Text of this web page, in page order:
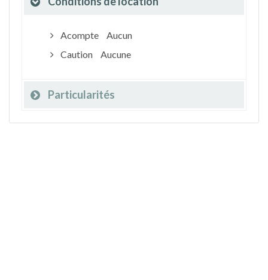
Acompte
Aucun
Caution
Aucune
Particularités